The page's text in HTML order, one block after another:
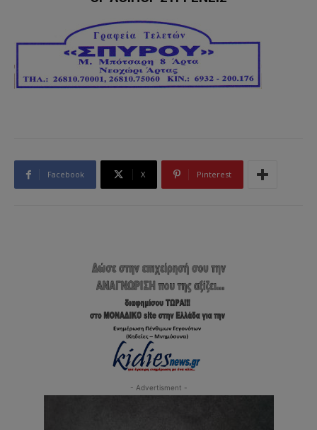
Facebook X Pinterest
- Advertisment -